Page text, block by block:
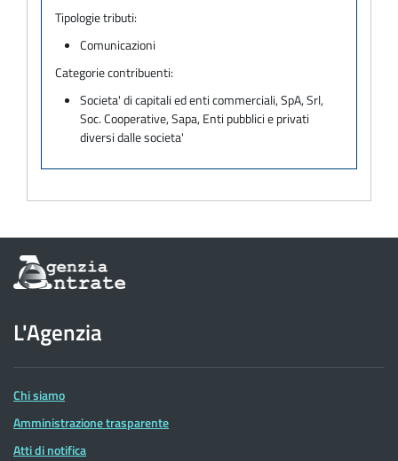
Tipologie tributi:
Comunicazioni
Categorie contribuenti:
Societa' di capitali ed enti commerciali, SpA, Srl,
Soc. Cooperative, Sapa, Enti pubblici e privati
diversi dalle societa'
Informazioni
sul
dell'Agenzia
delle
Entrate
L'Agenzia
Chi siamo
Amministrazione trasparente
Atti di notifica